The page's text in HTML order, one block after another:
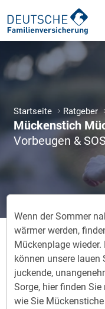
Mo -
Startseite Ratgeber
Mückenstich
Vorbeugen &
Wenn der Sommer
wärmer werden,
Mückenplage
können unsere lauen
juckende,
Sorge, hier finden
wie Sie